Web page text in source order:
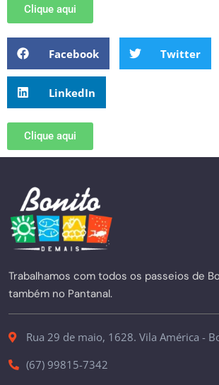
Clique aqui
Facebook Twitter
LinkedIn
Clique aqui
Trabalhamos com todos os passeios de
também no Pantanal.
Rua 29 de maio, 1628. Vila América -
(67) 99815-7342